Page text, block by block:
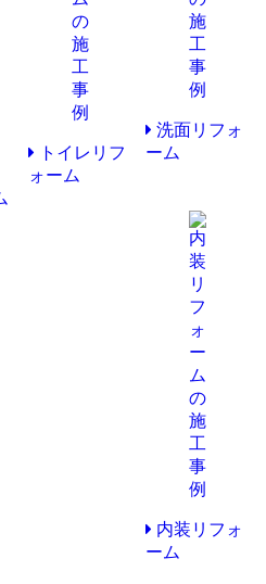
トイレリフ
ォーム
洗面リフォ
ーム
内装リフォ
ーム